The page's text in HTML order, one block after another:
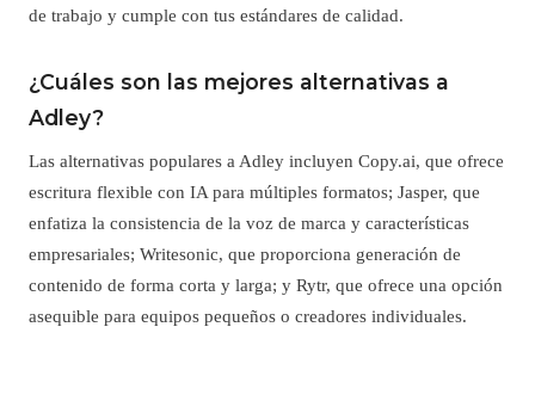
de trabajo y cumple con tus estándares de calidad.
¿Cuáles son las mejores alternativas a
Adley?
Las alternativas populares a Adley incluyen Copy.ai, que ofrece
escritura flexible con IA para múltiples formatos; Jasper, que
enfatiza la consistencia de la voz de marca y características
empresariales; Writesonic, que proporciona generación de
contenido de forma corta y larga; y Rytr, que ofrece una opción
asequible para equipos pequeños o creadores individuales.